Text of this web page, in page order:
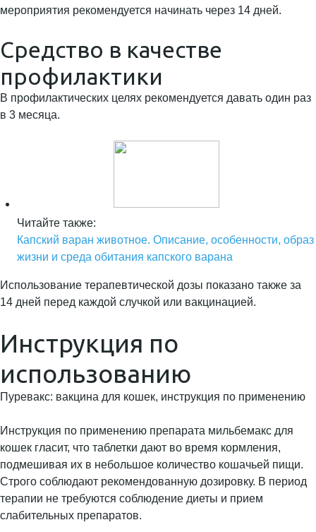
мероприятия рекомендуется начинать через 14 дней.
Средство в качестве
профилактики
В профилактических целях рекомендуется давать один раз
в 3 месяца.
Читайте также:
Капский варан животное. Описание, особенности, образ
жизни и среда обитания капского варана
Использование терапевтической дозы показано также за
14 дней перед каждой случкой или вакцинацией.
Инструкция по
использованию
Пуревакс: вакцина для кошек, инструкция по применению
Инструкция по применению препарата мильбемакс для
кошек гласит, что таблетки дают во время кормления,
подмешивая их в небольшое количество кошачьей пищи.
Строго соблюдают рекомендованную дозировку. В период
терапии не требуются соблюдение диеты и прием
слабительных препаратов.